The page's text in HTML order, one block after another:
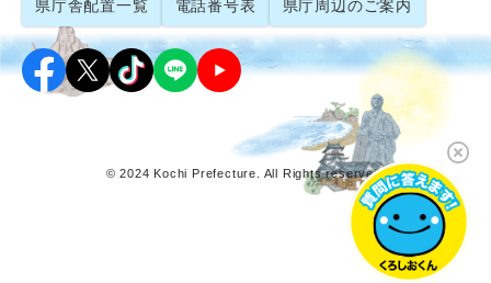
県庁舎配置一覧 電話番号表 県庁周辺のご案内
© 2024 Kochi Prefecture. All Rights reserved.